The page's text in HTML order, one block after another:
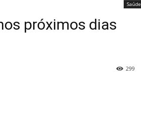
Saúde
próximos dias
299